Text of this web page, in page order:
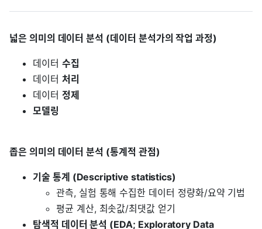
넓은 의미의 데이터 분석 (데이터 분석가의 작업 과정)
데이터 수집
데이터 처리
데이터 정제
모델링
좁은 의미의 데이터 분석 (통계적 관점)
기술 통계 (Descriptive statistics)
관측, 실험 통해 수집한 데이터 정량화/요약 기법
평균 계산, 최솟값/최댓값 얻기
탐색적 데이터 분석 (EDA; Exploratory Data